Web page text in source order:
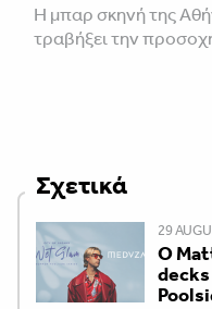
Η μπαρ σκηνή της
τραβήξει την
Σχετικά
29
Ο
decks